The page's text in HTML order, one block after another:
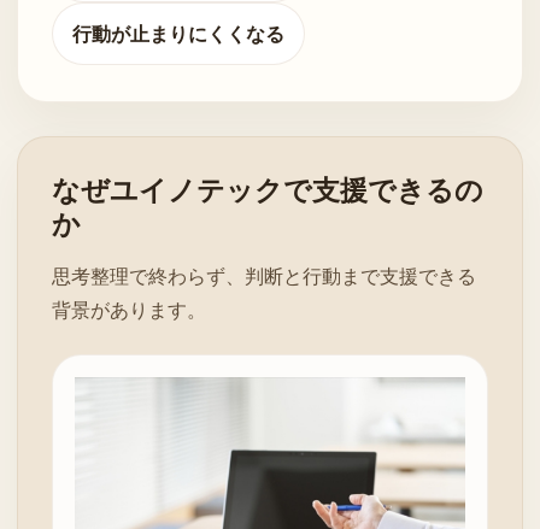
行動が止まりにくくなる
なぜユイノテックで支援できるの
か
思考整理で終わらず、判断と行動まで支援できる
背景があります。